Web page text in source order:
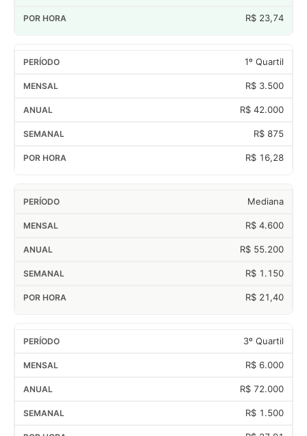
R$ 23,74
1º Quartil
R$ 3.500
R$ 42.000
R$ 875
R$ 16,28
Mediana
R$ 4.600
R$ 55.200
R$ 1.150
R$ 21,40
3º Quartil
R$ 6.000
R$ 72.000
R$ 1.500